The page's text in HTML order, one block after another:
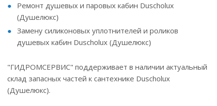
Ремонт душевых и паровых кабин Duscholux
(Душелюкс)
Замену силиконовых уплотнителей и роликов
душевых кабин Duscholux (Душелюкс)
"ГИДРОМСЕРВИС" поддерживает в наличии актуальный
склад запасных частей к сантехнике Duscholux
(Душелюкс).